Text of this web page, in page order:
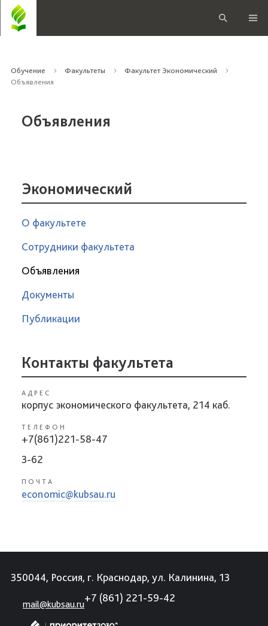
Обучение Факультеты
Факультет Экономический
Объявления
Объявления
Экономический
О факультете
Сотрудники факультета
Объявления
Документы
Публикации
Контакты факультета
АДРЕС
корпус экономического факультета, 214 каб.
ТЕЛЕФОН
+7(861)221-58-47
3-62
ПОЧТА
economic@kubsau.ru
350044, Россия, г. Краснодар, ул. Калинина, 13
mail@kubsau.ru
+7 (861) 221-59-42